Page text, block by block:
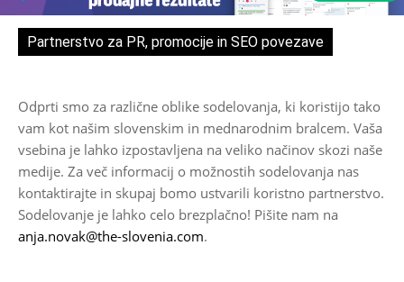
Partnerstvo za PR, promocije in SEO povezave
Odprti smo za različne oblike sodelovanja, ki koristijo tako
vam kot našim slovenskim in mednarodnim bralcem. Vaša
vsebina je lahko izpostavljena na veliko načinov skozi naše
medije. Za več informacij o možnostih sodelovanja nas
kontaktirajte in skupaj bomo ustvarili koristno partnerstvo.
Sodelovanje je lahko celo brezplačno! Pišite nam na
anja.novak@the-slovenia.com.